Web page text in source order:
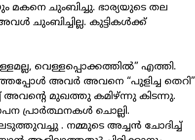
മകനെ ചുംബിച്ചു. ഭാര്യയുടെ തല
ചുംബിച്ചില്ല. കുട്ടികൾക്ക്
, വെള്ളപ്പൊക്കത്തിൽ” എത്തി.
അവർ അവനെ “പുളിച്ച തെറി”
അവന്റെ മുഖത്തു കമിഴ്ന്നു കിടന്നു.
പ്രാർത്ഥനകൾ ചൊല്ലി.
. നമ്മുടെ അച്ചൻ ചോദിച്ച്